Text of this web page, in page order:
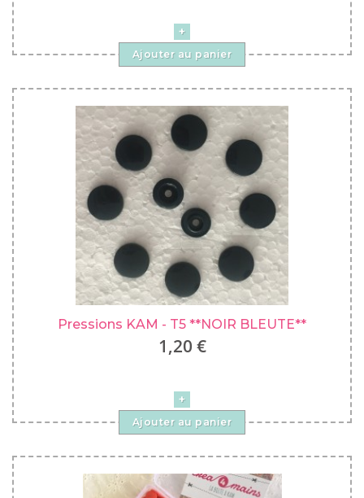
Ajouter au panier
Pressions KAM - T5 **NOIR BLEUTE**
1,20 €
Ajouter au panier